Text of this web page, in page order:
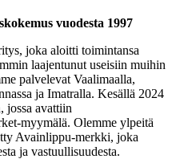
vuodesta 1997
joka aloitti toimintansa
laajentunut useisiin muihin
palvelevat Vaalimaalla,
ja Imatralla. Kesällä 2024
jossa avattiin
myymälä. Olemme ylpeitä
Avainlippu-merkki, joka
ja vastuullisuudesta.